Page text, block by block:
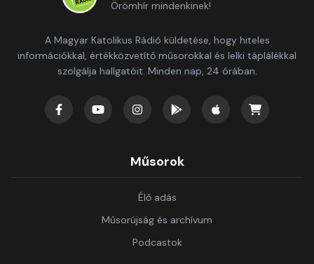
Örömhír mindenkinek!
A Magyar Katolikus Rádió küldetése, hogy hiteles
információkkal, értékközvetítő műsorokkal és lelki táplálékkal
szolgálja hallgatóit. Minden nap, 24 órában.
Műsorok
Élő adás
Műsorújság és archívum
Podcastok